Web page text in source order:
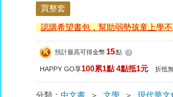
買整套
認購希望書包，幫助弱勢孩童上學不
預計最高可得金幣 15點 ?
HAPPY GO享100累1點 4點抵1元 折抵
分類： 中文書 ＞ 文學 ＞ 現代華文